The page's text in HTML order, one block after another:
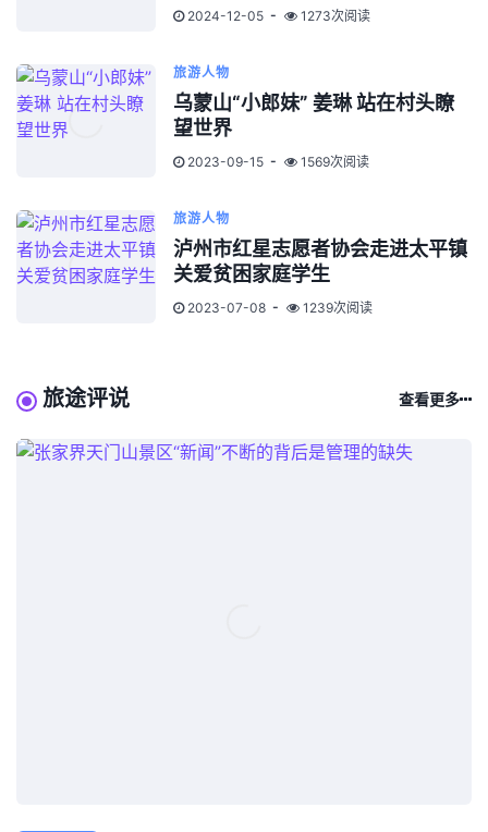
2024-12-05 1273次阅读
旅游人物
乌蒙山“小郎妹” 姜琳 站在村头瞭
望世界
2023-09-15 1569次阅读
旅游人物
泸州市红星志愿者协会走进太平镇
关爱贫困家庭学生
2023-07-08 1239次阅读
旅途评说 查看更多